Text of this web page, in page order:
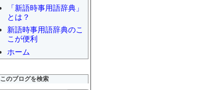
「新語時事用語辞典」
とは？
新語時事用語辞典のこ
こが便利
ホーム
このブログを検索